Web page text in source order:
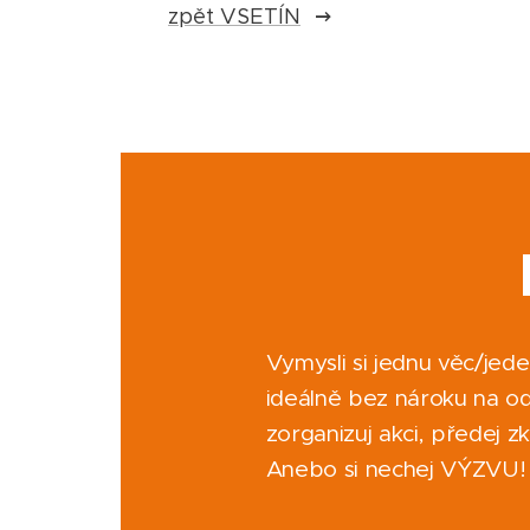
zpět VSETÍN
Vymysli si jednu věc/
ideálně bez nároku na
zorganizuj akci, předej
Anebo si nechej